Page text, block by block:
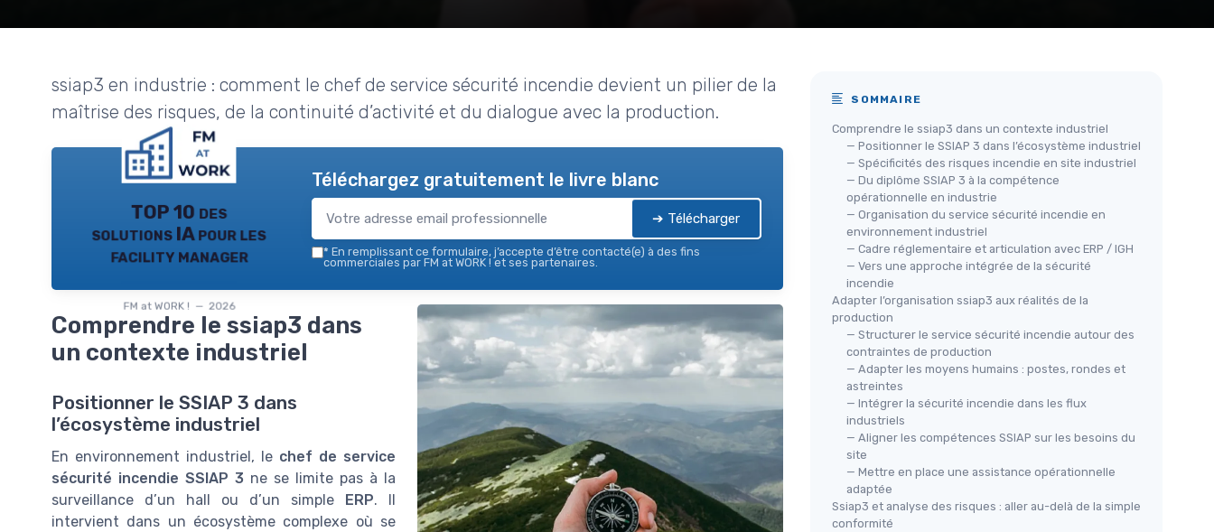
ssiap3 en industrie : comment le chef de service sécurité incendie devient un pilier de la
maîtrise des risques, de la continuité d’activité et du dialogue avec la production.
TOP 10 des
solutions IA pour les
facility manager
FM at WORK ! — 2026
Téléchargez gratuitement le livre blanc
➔ Télécharger
* En remplissant ce formulaire, j’accepte d’être contacté(e) à des fins
commerciales par FM at WORK ! et ses partenaires.
Comprendre le ssiap3 dans
un contexte industriel
Positionner le SSIAP 3 dans
l’écosystème industriel
En environnement industriel, le chef de service
sécurité incendie SSIAP 3 ne se limite pas à la
surveillance d’un hall ou d’un simple ERP. Il
intervient dans un écosystème complexe où se
SOMMAIRE
Comprendre le ssiap3 dans un contexte industriel
— Positionner le SSIAP 3 dans l’écosystème industriel
— Spécificités des risques incendie en site industriel
— Du diplôme SSIAP 3 à la compétence
opérationnelle en industrie
— Organisation du service sécurité incendie en
environnement industriel
— Cadre réglementaire et articulation avec ERP / IGH
— Vers une approche intégrée de la sécurité
incendie
Adapter l’organisation ssiap3 aux réalités de la
production
— Structurer le service sécurité incendie autour des
contraintes de production
— Adapter les moyens humains : postes, rondes et
astreintes
— Intégrer la sécurité incendie dans les flux
industriels
— Aligner les compétences SSIAP sur les besoins du
site
— Mettre en place une assistance opérationnelle
adaptée
Ssiap3 et analyse des risques : aller au-delà de la simple
conformité